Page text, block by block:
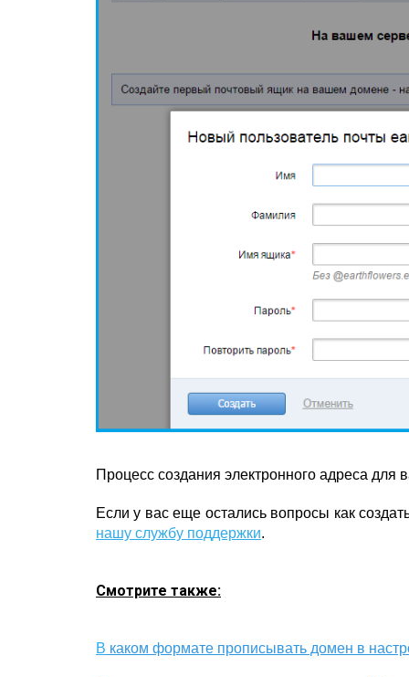
Процесс создания электронного адреса
Если у вас еще остались вопросы как
нашу службу поддержки.
Смотрите также:
В каком формате прописывать домен в